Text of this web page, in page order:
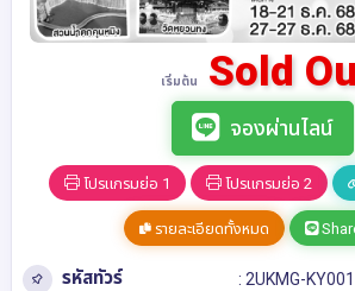
เริ่มต้น Sold
จองผ่านไลน์
โปรแกรมย่อ 1 โปรแกรมย่อ 2
รายละเอียดทั้งหมด
รหัสทัวร์ : 2UKMG-KY001